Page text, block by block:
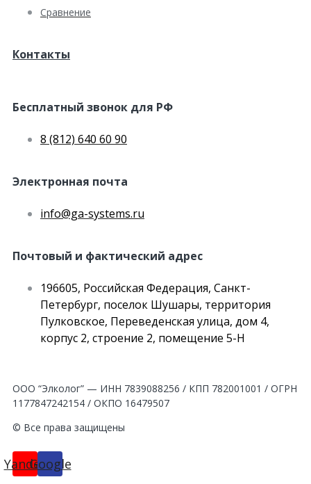
Сравнение
Контакты
Бесплатный звонок для РФ
8 (812) 640 60 90
Электронная почта
info@ga-systems.ru
Почтовый и фактический адрес
196605, Российская Федерация, Санкт-
Петербург, поселок Шушары, территория
Пулковское, Переведенская улица, дом 4,
корпус 2, строение 2, помещение 5-Н
ООО “Элколог” — ИНН 7839088256 / КПП 782001001 / ОГРН
1177847242154 / ОКПО 16479507
© Все права защищены
YandexGoogle